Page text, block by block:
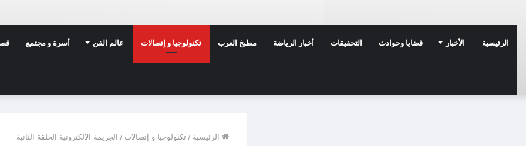
الرئيسية الأخبار قضايا وحوادث التحقيقات أخبار الرياضة مطبخ العرب تكنولوجيا و إتصالات عالم الفن أسرة و مجتمع
الرئيسية / تكنولوجيا و إتصالات / الجريمة الالكترونية الحلقة الثانية